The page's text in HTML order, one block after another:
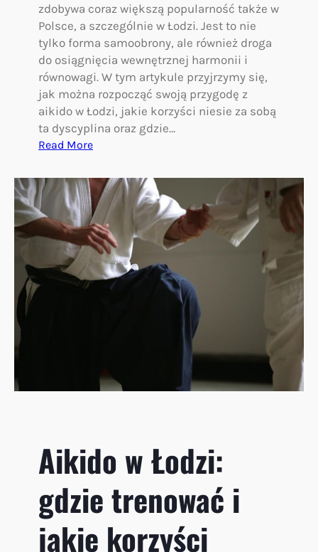
e
o
j
e
g
o
d
z
i
e
k
a
!
zdobywa coraz większą popularność także w
Polsce, a szczególnie w Łodzi. Jest to nie
tylko forma samoobrony, ale również droga
do osiągnięcia wewnętrznej harmonii i
równowagi. W tym artykule przyjrzymy się,
jak można rozpocząć swoją przygodę z
aikido w Łodzi, jakie korzyści niesie za sobą
ta dyscyplina oraz gdzie…
Read More:
i
k
i
d
o
Ł
a
d
o
a
Aikido w Łodzi:
gdzie trenować i
jakie korzyści